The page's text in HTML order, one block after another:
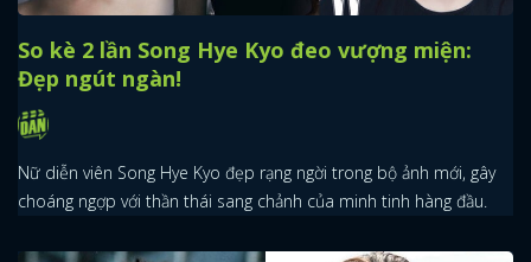
So kè 2 lần Song Hye Kyo đeo vượng miện:
Đẹp ngút ngàn!
Nữ diễn viên Song Hye Kyo đẹp rạng ngời trong bộ ảnh mới, gây
choáng ngợp với thần thái sang chảnh của minh tinh hàng đầu.